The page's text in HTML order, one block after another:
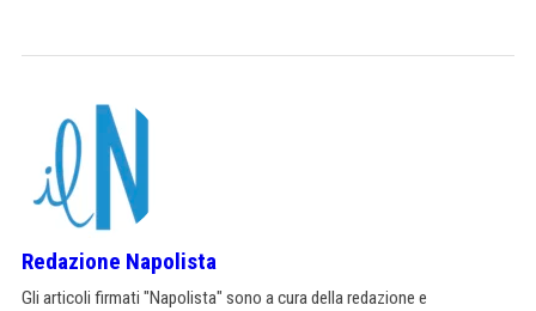
Redazione Napolista
Gli articoli firmati "Napolista" sono a cura della redazione e